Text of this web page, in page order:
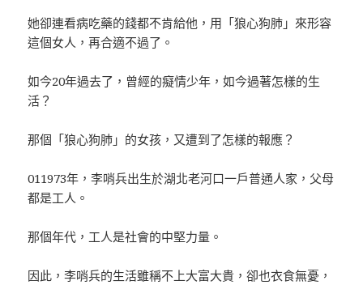
她卻連看病吃藥的錢都不肯給他，用「狼心狗肺」來形容
這個女人，再合適不過了。
如今20年過去了，曾經的癡情少年，如今過著怎樣的生
活？
那個「狼心狗肺」的女孩，又遭到了怎樣的報應？
011973年，李哨兵出生於湖北老河口一戶普通人家，父母
都是工人。
那個年代，工人是社會的中堅力量。
因此，李哨兵的生活雖稱不上大富大貴，卻也衣食無憂，